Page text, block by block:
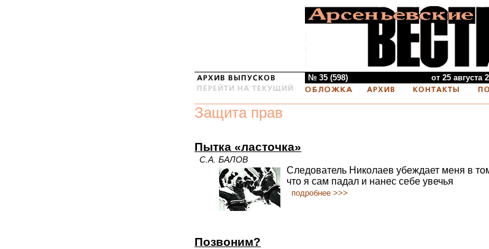
№ 35 (598) от 25 августа
Защита прав
Пытка «ласточка»
С.А. БАЛОВ
Следователь Николаев убеждает меня в
что я сам падал и нанес себе увечья
подробнее >>>
Позвоним?